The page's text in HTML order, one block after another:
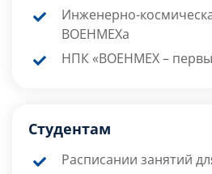
Инженерно-
ВОЕНМЕХа
НПК «ВОЕНМЕХ –
Студентам
Расписании занятий